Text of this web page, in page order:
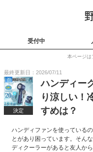
受付中
本ページは
最終更新日：2026/07/11
決定
ハンディー
り涼しい！
すめは？
ハンディファンを使っている
とがあり困っています。そん
ディクーラーがあると友人か